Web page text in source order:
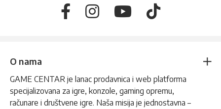
O nama
GAME CENTAR je lanac prodavnica i web platforma
specijalizovana za igre, konzole, gaming opremu,
računare i društvene igre. Naša misija je jednostavna –